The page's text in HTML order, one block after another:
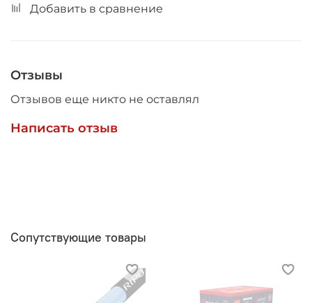
Добавить в сравнение
Отзывы
Отзывов еще никто не оставлял
Написать отзыв
Сопутствующие товары